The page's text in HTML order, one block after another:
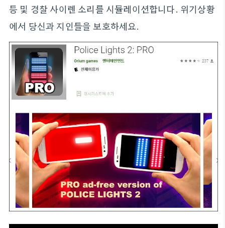
등 및 경찰 사이렌 소리를 시뮬레이션합니다. 위기상황
에서 당신과 지인들을 보호하세요.